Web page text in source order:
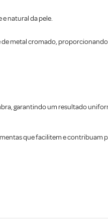
natural da pele.
metal cromado,
garantindo um resultado
que facilitem e contribuam